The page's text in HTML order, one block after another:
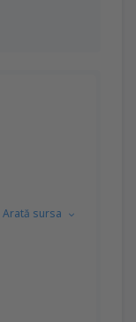
Arată sursa